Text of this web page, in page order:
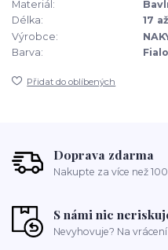
Materiál:
Délka:
17
Výrobce:
Barva:
Přidat do oblíbených
Doprava zdarma
Nakupte za více než
S námi nic
Nevyhovuje? Na